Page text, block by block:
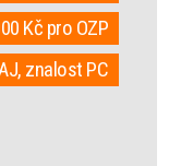
Kč pro OZP
znalost PC